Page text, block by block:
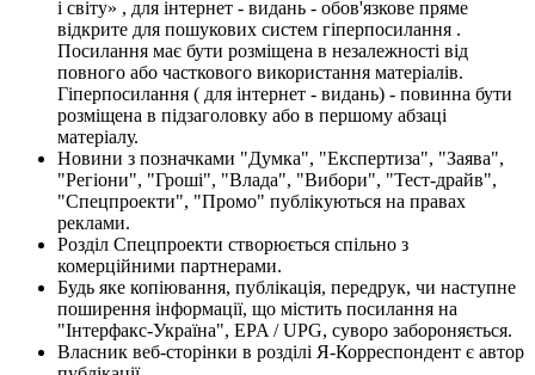
і світу» , для інтернет - видань - обов'язкове пряме
відкрите для пошукових систем гіперпосилання .
Посилання має бути розміщена в незалежності від
повного або часткового використання матеріалів.
Гіперпосилання ( для інтернет - видань) - повинна бути
розміщена в підзаголовку або в першому абзаці
матеріалу.
Новини з позначками "Думка", "Експертиза", "Заява",
"Регіони", "Гроші", "Влада", "Вибори", "Тест-драйв",
"Спецпроекти", "Промо" публікуються на правах
реклами.
Розділ Спецпроекти створюється спільно з
комерційними партнерами.
Будь яке копіювання, публікація, передрук, чи наступне
поширення інформації, що містить посилання на
"Інтерфакс-Україна", EPA / UPG, суворо забороняється.
Власник веб-сторінки в розділі Я-Корреспондент є автор